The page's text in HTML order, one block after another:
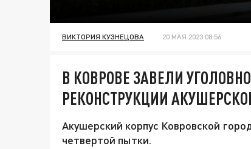
ВИКТОРИЯ КУЗНЕЦОВА 20 МАЯ 2023 08:56
В КОВРОВЕ ЗАВЕЛИ
РЕКОНСТРУКЦИИ
Акушерский корпус Ковровской
четвертой пытки.